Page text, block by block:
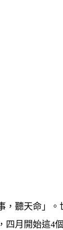
，聽天命」。
四月開始這4